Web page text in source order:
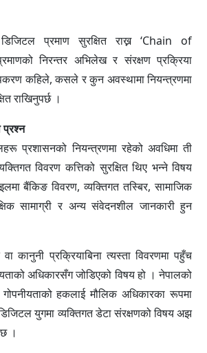
डिजिटल प्रमाण सुरक्षित राख्न ‘Chain of
निरन्तर अभिलेख र संरक्षण प्रक्रिया
कहिले, कसले र कुन अवस्थामा नियन्त्रणमा
राखिनुपर्छ ।
प्रश्न
प्रशासनको नियन्त्रणमा रहेको अवधिमा ती
विवरण कत्तिको सुरक्षित थिए भन्ने विषय
बैंकिङ विवरण, व्यक्तिगत तस्बिर, सामाजिक
सामाग्री र अन्य संवेदनशील जानकारी हुन
कानुनी प्रक्रियाबिना त्यस्ता विवरणमा पहुँच
अधिकारसँग जोडिएको विषय हो । नेपालको
हकलाई मौलिक अधिकारका रूपमा
युगमा व्यक्तिगत डेटा संरक्षणको विषय अझ
।